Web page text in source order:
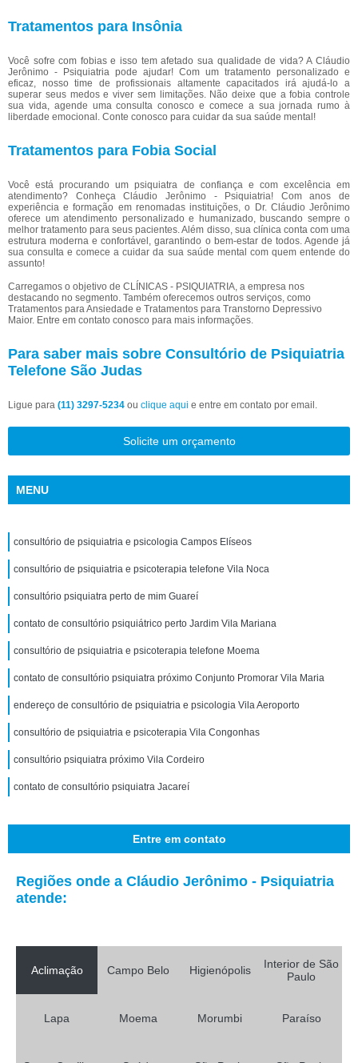
Tratamentos para Insônia
Você sofre com fobias e isso tem afetado sua qualidade de vida? A Cláudio
Jerônimo - Psiquiatria pode ajudar! Com um tratamento personalizado e
eficaz, nosso time de profissionais altamente capacitados irá ajudá-lo a
superar seus medos e viver sem limitações. Não deixe que a fobia controle
sua vida, agende uma consulta conosco e comece a sua jornada rumo à
liberdade emocional. Conte conosco para cuidar da sua saúde mental!
Tratamentos para Fobia Social
Você está procurando um psiquiatra de confiança e com excelência em
atendimento? Conheça Cláudio Jerônimo - Psiquiatria! Com anos de
experiência e formação em renomadas instituições, o Dr. Cláudio Jerônimo
oferece um atendimento personalizado e humanizado, buscando sempre o
melhor tratamento para seus pacientes. Além disso, sua clínica conta com uma
estrutura moderna e confortável, garantindo o bem-estar de todos. Agende já
sua consulta e comece a cuidar da sua saúde mental com quem entende do
assunto!
Carregamos o objetivo de CLÍNICAS - PSIQUIATRIA, a empresa nos
destacando no segmento. Também oferecemos outros serviços, como
Tratamentos para Ansiedade e Tratamentos para Transtorno Depressivo
Maior. Entre em contato conosco para mais informações.
Para saber mais sobre Consultório de Psiquiatria
Telefone São Judas
Ligue para (11) 3297-5234 ou clique aqui e entre em contato por email.
Solicite um orçamento
MENU
consultório de psiquiatria e psicologia Campos Elíseos
consultório de psiquiatria e psicoterapia telefone Vila Noca
consultório psiquiatra perto de mim Guareí
contato de consultório psiquiátrico perto Jardim Vila Mariana
consultório de psiquiatria e psicoterapia telefone Moema
contato de consultório psiquiatra próximo Conjunto Promorar Vila Maria
endereço de consultório de psiquiatria e psicologia Vila Aeroporto
consultório de psiquiatria e psicoterapia Vila Congonhas
consultório psiquiatra próximo Vila Cordeiro
contato de consultório psiquiatra Jacareí
Entre em contato
Regiões onde a Cláudio Jerônimo - Psiquiatria
atende:
Aclimação Campo Belo Higienópolis
Interior de São
Paulo
Lapa Moema Morumbi Paraíso